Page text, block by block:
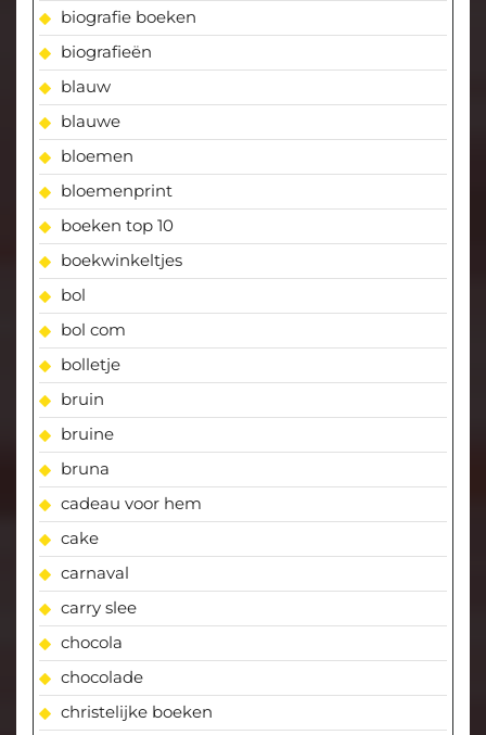
biografie boeken
biografieën
blauw
blauwe
bloemen
bloemenprint
boeken top 10
boekwinkeltjes
bol
bol com
bolletje
bruin
bruine
bruna
cadeau voor hem
cake
carnaval
carry slee
chocola
chocolade
christelijke boeken